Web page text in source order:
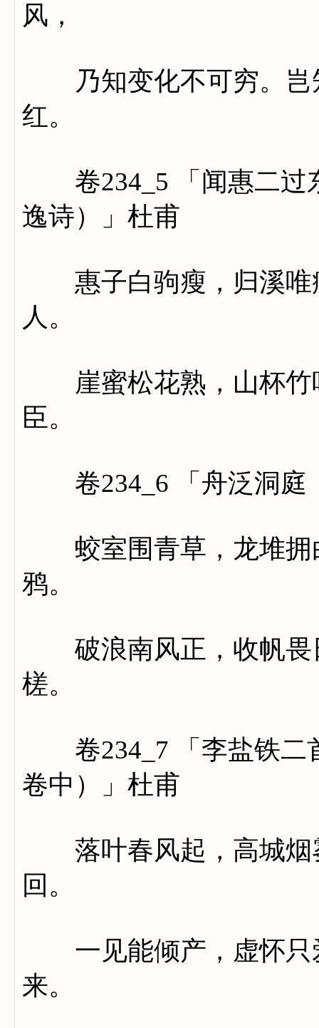
风，
乃知变化不可穷。岂
红。
卷234_5 「闻惠二过
逸诗）」杜甫
惠子白驹瘦，归溪唯
人。
崖蜜松花熟，山杯竹
臣。
卷234_6 「舟泛洞庭
蛟室围青草，龙堆拥
鸦。
破浪南风正，收帆畏
槎。
卷234_7 「李盐铁二
卷中）」杜甫
落叶春风起，高城烟
回。
一见能倾产，虚怀只
来。